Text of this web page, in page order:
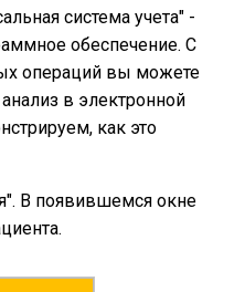
система учета" -
обеспечение. С
операций вы можете
в электронной
как это
В появившемся окне